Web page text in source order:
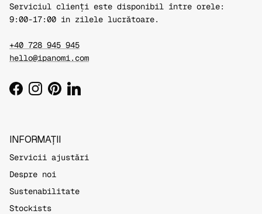
Serviciul clienți este disponibil între orele:
9:00-17:00 in zilele lucrătoare.
+40 728 945 945
hello@ipanomi.com
FacebookInstagram
Pinterest
LinkedIn
INFORMAȚII
Servicii ajustări
Despre noi
Sustenabilitate
Stockists